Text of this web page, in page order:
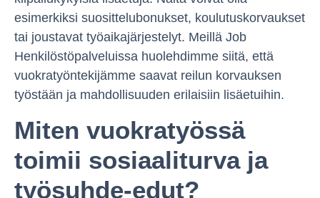
esimerkiksi suosittelubonukset, koulutuskorvaukset
tai joustavat työaikajärjestelyt. Meillä Job
Henkilöstöpalveluissa huolehdimme siitä, että
vuokratyöntekijämme saavat reilun korvauksen
työstään ja mahdollisuuden erilaisiin lisäetuihin.
Miten vuokratyössä
toimii sosiaaliturva ja
työsuhde-edut?